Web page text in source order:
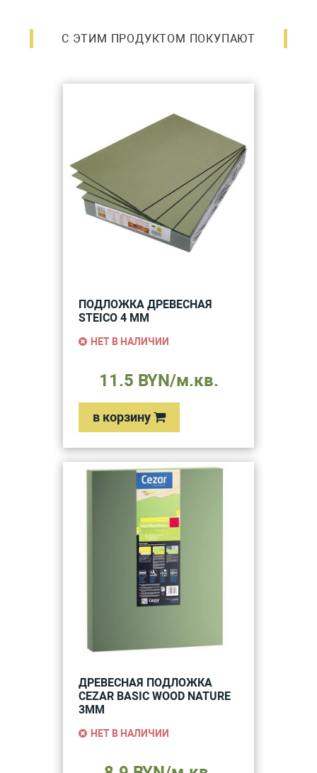
С ЭТИМ ПРОДУКТОМ ПОКУПАЮТ
ПОДЛОЖКА ДРЕВЕСНАЯ
STEICO 4 ММ
НЕТ В НАЛИЧИИ
11.5 BYN/м.кв.
в корзину
ДРЕВЕСНАЯ ПОДЛОЖКА
CEZAR BASIC WOOD NATURE
3ММ
НЕТ В НАЛИЧИИ